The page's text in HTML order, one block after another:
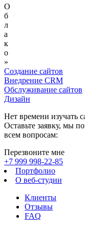
О
б
л
а
к
о
»
Создание сайтов
Внедрение CRM
Обслуживание сайтов
Дизайн
Нет времени изучать
Оставьте заявку, мы
всем вопросам:
Перезвоните мне
+7 999 998-22-85
Портфолио
О веб-студии
Клиенты
Отзывы
FAQ